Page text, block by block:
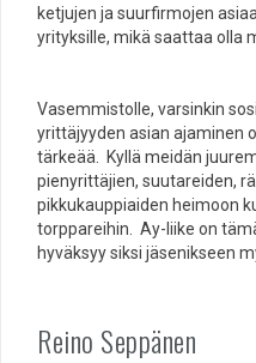
ketjujen ja suurfirmojen
yrityksille, mikä saattaa olla
Vasemmistolle, varsinkin
yrittäjyyden asian ajaminen
tärkeää. Kyllä meidän
pienyrittäjien, suutareiden,
pikkukauppiaiden heimoon
torppareihin. Ay-liike on
hyväksyy siksi jäsenikseen
Reino Seppänen